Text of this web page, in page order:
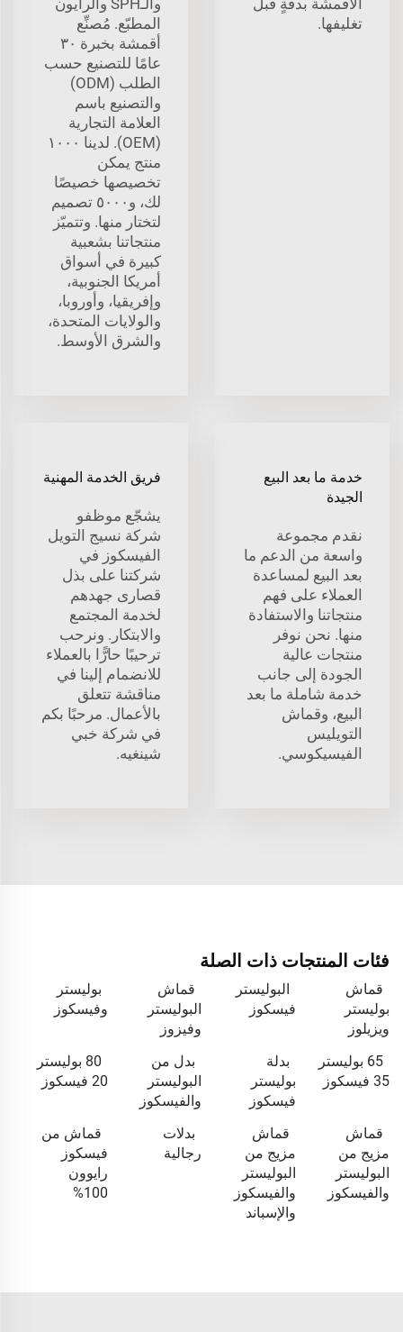
تغليفها.
المطبّع. مُصنِّع
أقمشة بخبرة ٣٠
عامًا للتصنيع حسب
الطلب (ODM)
والتصنيع باسم
العلامة التجارية
(OEM). لدينا ١٠٠٠
منتج يمكن
تخصيصها خصيصًا
لك، و٥٠٠٠ تصميم
لتختار منها. وتتميّز
منتجاتنا بشعبية
كبيرة في أسواق
أمريكا الجنوبية،
وإفريقيا، وأوروبا،
والولايات المتحدة،
والشرق الأوسط.
خدمة ما بعد البيع
الجيدة
نقدم مجموعة
واسعة من الدعم ما
بعد البيع لمساعدة
العملاء على فهم
منتجاتنا والاستفادة
منها. نحن نوفر
منتجات عالية
الجودة إلى جانب
خدمة شاملة ما بعد
البيع، وقماش
التويليس
الفيسيكوسي.
فريق الخدمة المهنية
يشجّع موظفو
شركة نسيج التويل
الفيسكوز في
شركتنا على بذل
قصارى جهدهم
لخدمة المجتمع
والابتكار. ونرحب
ترحيبًا حارًّا بالعملاء
للانضمام إلينا في
مناقشة تتعلق
بالأعمال. مرحبًا بكم
في شركة خبي
شينغيه.
فئات المنتجات ذات الصلة
قماش
بوليستر
ويزيلوز
البوليستر
فيسكوز
قماش
البوليستر
وفيزوز
بوليستر
وفيسكوز
65 بوليستر
35 فيسكوز
بدلة
بوليستر
فيسكوز
بدل من
البوليستر
والفيسكوز
80 بوليستر
20 فيسكوز
قماش
مزيج من
البوليستر
والفيسكوز
قماش
مزيج من
البوليستر
والفيسكوز
والإسباند
بدلات
رجالية
قماش من
فيسكوز
رايوون
100%